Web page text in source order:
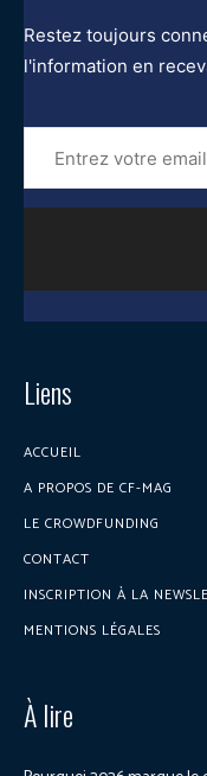
Restez toujours
l'information en
Entrez
votre
email
Liens
ACCUEIL
A PROPOS DE CF-MAG
LE CROWDFUNDING
CONTACT
INSCRIPTION À LA
MENTIONS LÉGALES
À lire